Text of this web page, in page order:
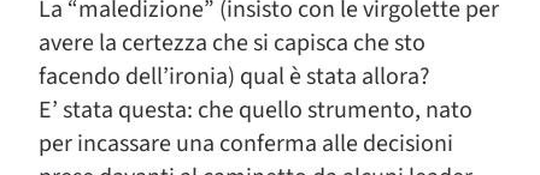
La “maledizione” (insisto con le virgolette per
avere la certezza che si capisca che sto
facendo dell’ironia) qual è stata allora?
E’ stata questa: che quello strumento, nato
per incassare una conferma alle decisioni